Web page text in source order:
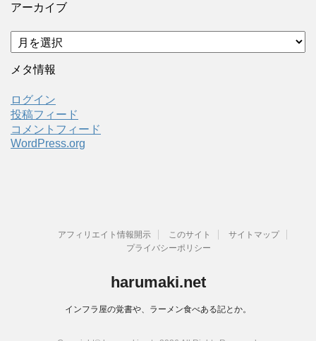
アーカイブ
ア
ー
カ
ブ
メタ情報
ログイン
投稿フィード
コメントフィード
WordPress.org
アフィリエイト情報開示 このサイト
サイトマップ
プライバシーポリシー
harumaki.net
インフラ屋の覚書や、ラーメン食べある記とか。